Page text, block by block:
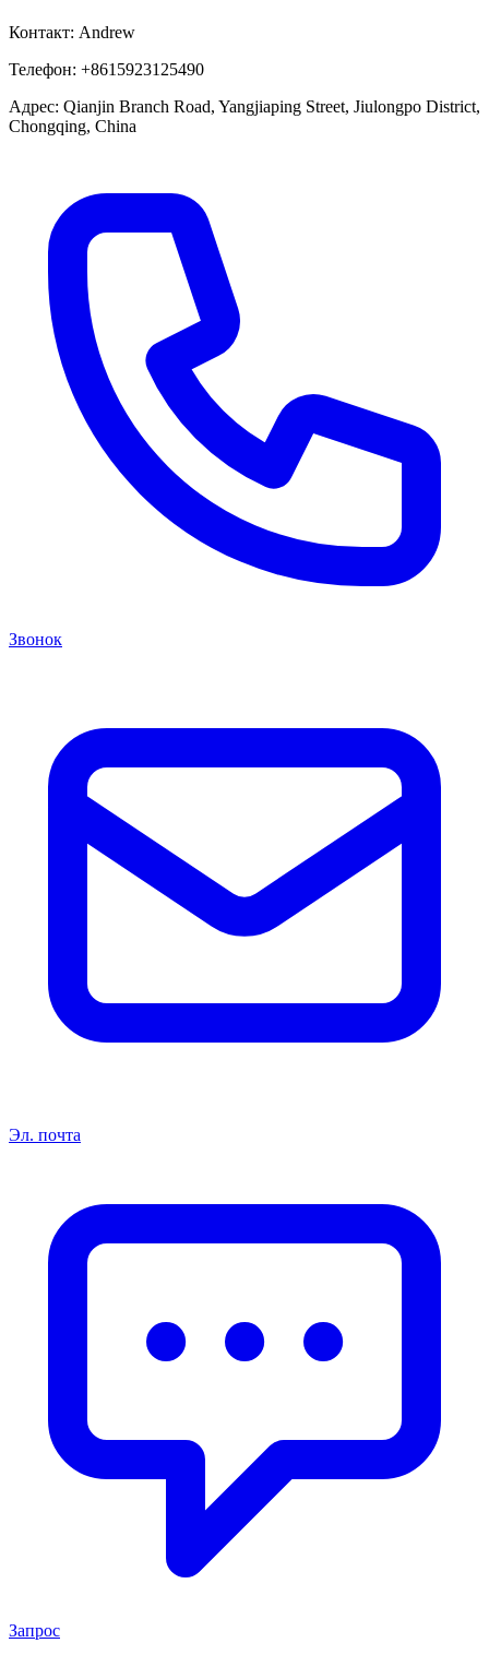
Контакт: Andrew
Телефон: +8615923125490
Адрес: Qianjin Branch Road, Yangjiaping Street, Jiulongpo District,
Chongqing, China
Звонок
Эл. почта
Запрос